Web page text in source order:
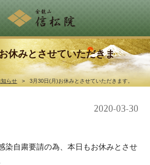
らせ > 3月30日(月)お休みとさせていただきます。
休みとさせていただきま
2020-03-30
染自粛要請の為、本日もお休みとさせ